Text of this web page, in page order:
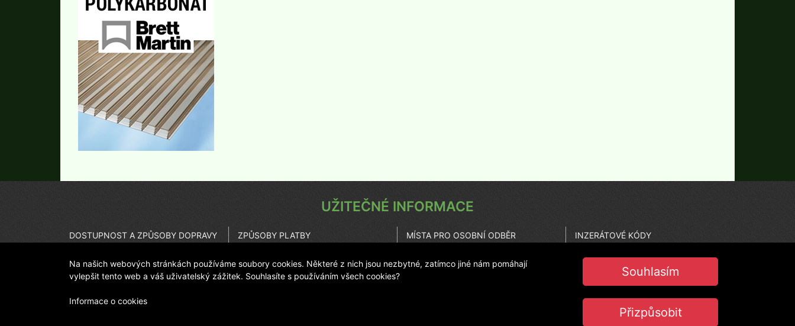
UŽITEČNÉ INFORMACE
DOSTUPNOST A ZPŮSOBY DOPRAVY
DŮLEŽITÉ UPOZORNĚNÍ - KVALITA
ZPŮSOBY PLATBY
PROVOZOVATEL ESHOPU
MÍSTA PRO OSOBNÍ ODBĚR
ČASTO KLADENÉ OTÁZKY
INZERÁTOVÉ KÓDY
NASTAVENÍ COOKIES
Na našich webových stránkách používáme soubory cookies. Některé z nich jsou nezbytné, zatímco jiné nám pomáhají
vylepšit tento web a váš uživatelský zážitek. Souhlasíte s používáním všech cookies?
Informace o cookies
Souhlasím
Přizpůsobit